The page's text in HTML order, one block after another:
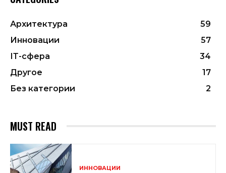
Архитектура
59
Инновации
57
ІТ-сфера
34
Другое
17
Без категории
2
MUST READ
ИННОВАЦИИ